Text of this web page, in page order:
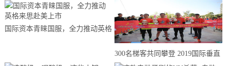
国际资本青睐国服，全力推动英格
300名梯客共同攀登 2019国际垂直